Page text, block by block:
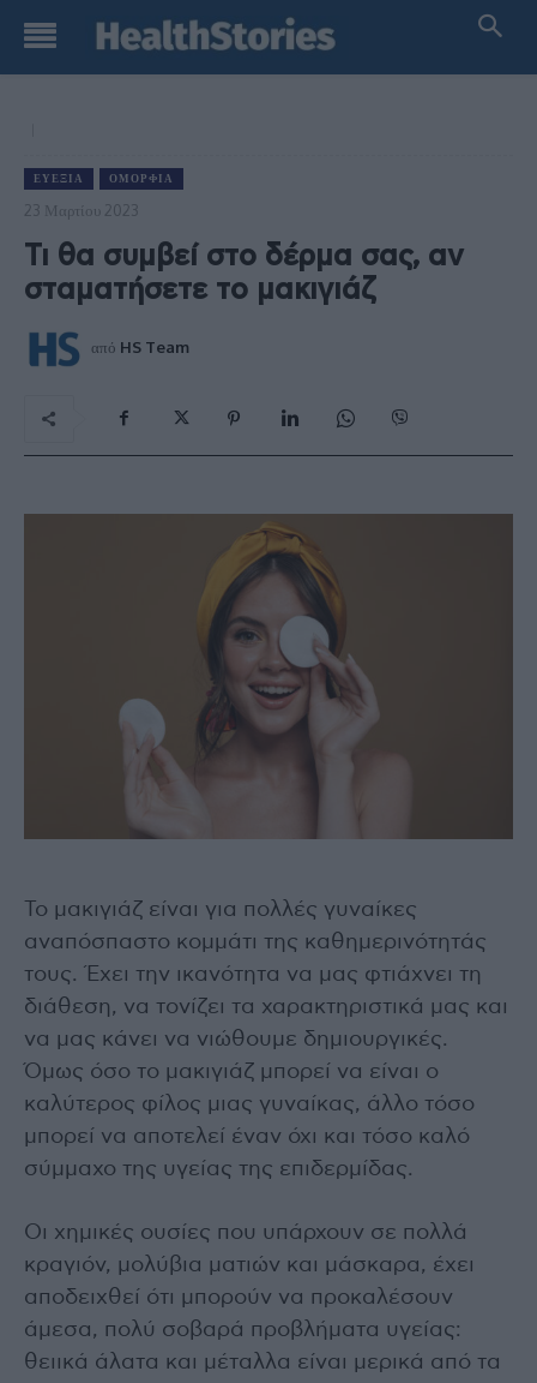
ΕΥΕΞΊΑ ΟΜΟΡΦΙΆ
23 Μαρτίου 2023
Τι θα συμβεί στο δέρμα σας, αν
σταματήσετε το μακιγιάζ
από HS Team
Το μακιγιάζ είναι για πολλές γυναίκες
αναπόσπαστο κομμάτι της καθημερινότητάς
τους. Έχει την ικανότητα να μας φτιάχνει τη
διάθεση, να τονίζει τα χαρακτηριστικά μας και
να μας κάνει να νιώθουμε δημιουργικές.
Όμως όσο το μακιγιάζ μπορεί να είναι ο
καλύτερος φίλος μιας γυναίκας, άλλο τόσο
μπορεί να αποτελεί έναν όχι και τόσο καλό
σύμμαχο της υγείας της επιδερμίδας.
Οι χημικές ουσίες που υπάρχουν σε πολλά
κραγιόν, μολύβια ματιών και μάσκαρα, έχει
αποδειχθεί ότι μπορούν να προκαλέσουν
άμεσα, πολύ σοβαρά προβλήματα υγείας:
θειικά άλατα και μέταλλα είναι μερικά από τα